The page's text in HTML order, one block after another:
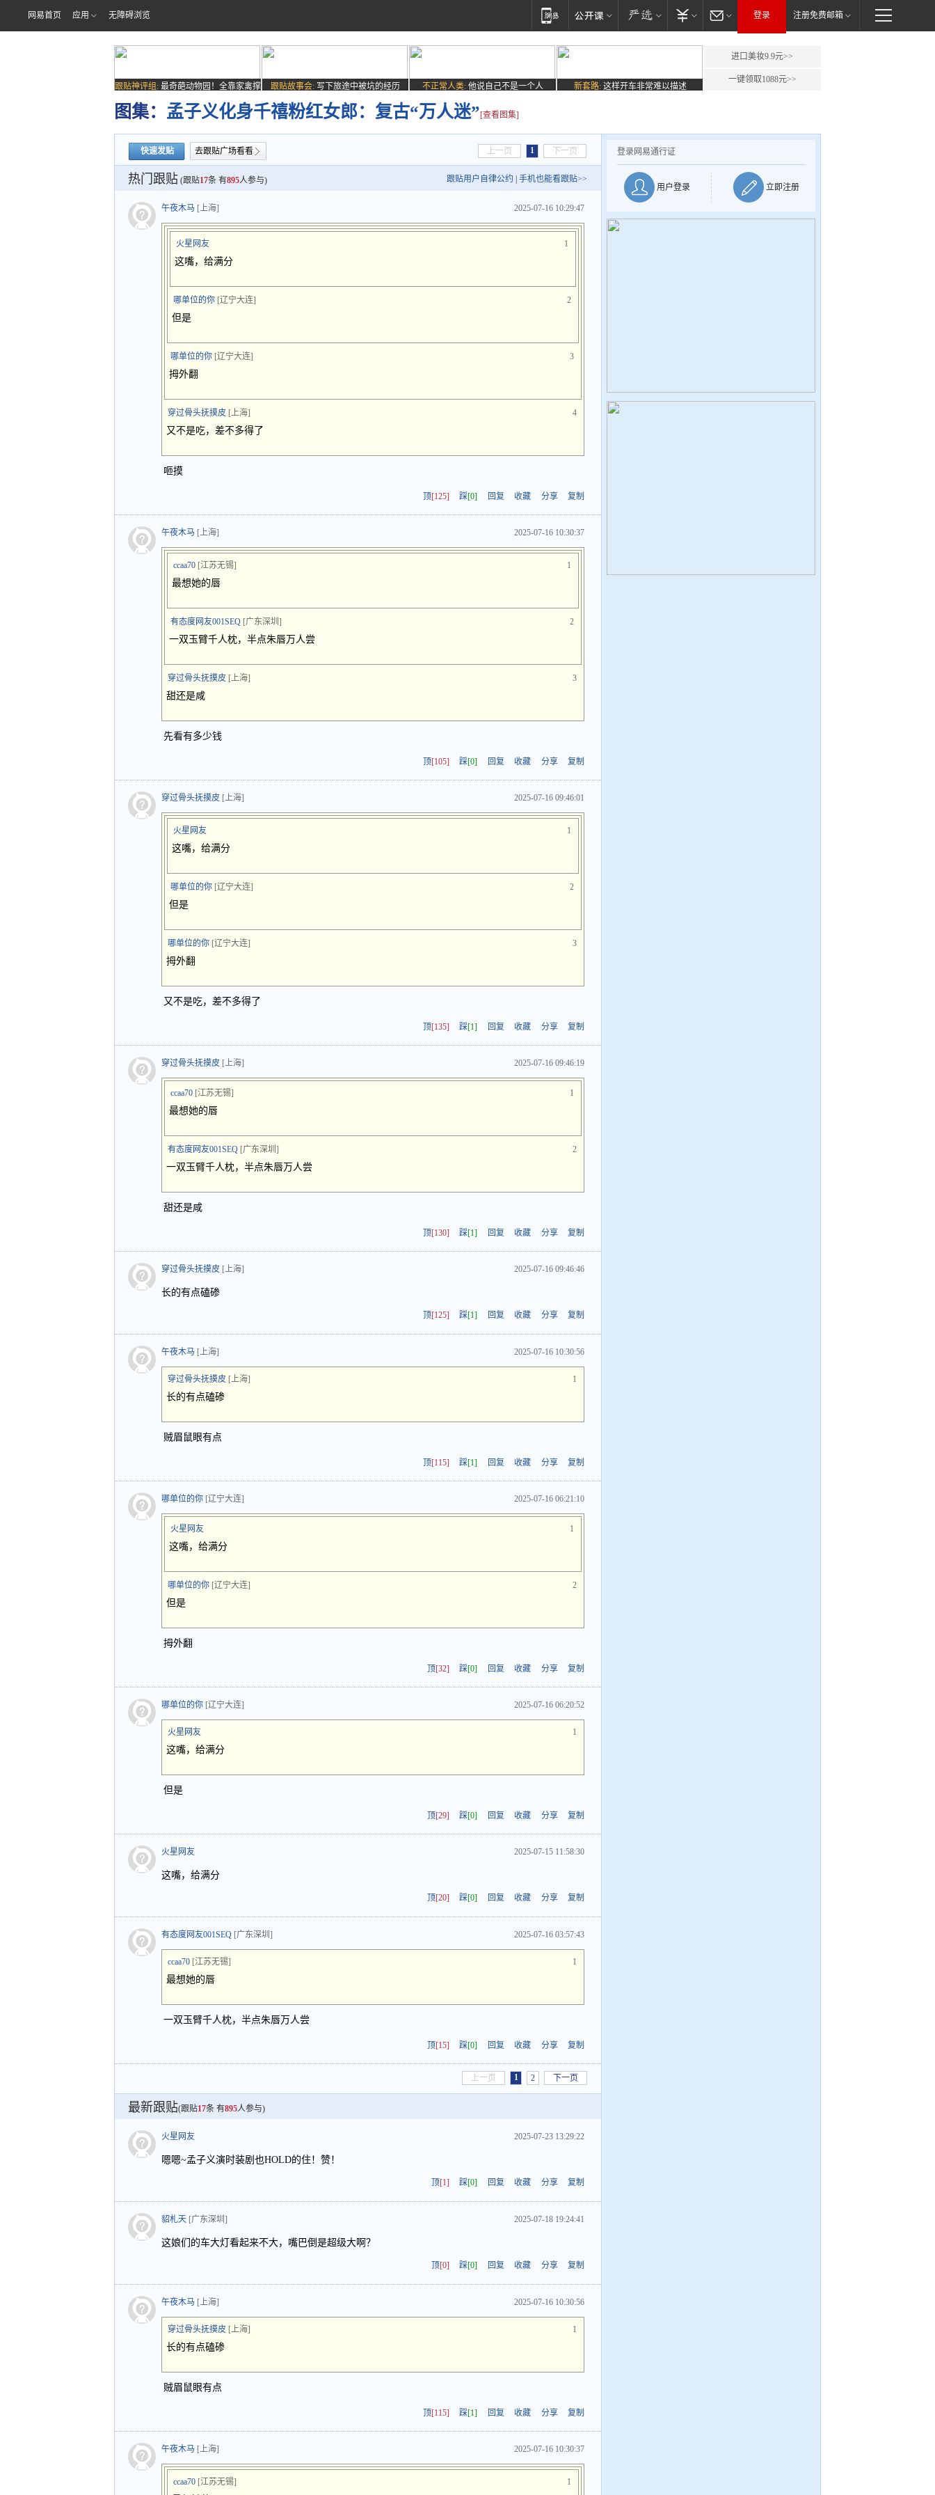
网易首页 应用 无障碍浏览 登录 注册免费邮箱
跟贴神评组: 最奇葩动物园！全靠家禽撑
场子
跟贴故事会: 写下旅途中被坑的经历 不正常人类: 他说自己不是一个人 新套路: 这样开车非常难以描述
进口美妆9.9元>>
一键领取1088元>>
图集： 孟子义化身千禧粉红女郎：复古“万人迷”[查看图集]
快速发贴 去跟贴广场看看 上一页 1 下一页
热门跟贴 (跟贴17条 有895人参与) 跟贴用户自律公约 手机也能看跟贴>>
午夜木马 [上海] 2025-07-16 10:29:47
火星网友 1
这嘴，给满分
哪单位的你 [辽宁大连] 2
但是
哪单位的你 [辽宁大连] 3
拇外翻
穿过骨头抚摸皮 [上海] 4
又不是吃，差不多得了
咂摸
顶[125] 踩[0] 回复 收藏 分享 复制
午夜木马 [上海] 2025-07-16 10:30:37
ccaa70 [江苏无锡] 1
最想她的唇
有态度网友001SEQ [广东深圳] 2
一双玉臂千人枕，半点朱唇万人尝
穿过骨头抚摸皮 [上海] 3
甜还是咸
先看有多少钱
顶[105] 踩[0] 回复 收藏 分享 复制
穿过骨头抚摸皮 [上海] 2025-07-16 09:46:01
火星网友 1
这嘴，给满分
哪单位的你 [辽宁大连] 2
但是
哪单位的你 [辽宁大连] 3
拇外翻
又不是吃，差不多得了
顶[135] 踩[1] 回复 收藏 分享 复制
穿过骨头抚摸皮 [上海] 2025-07-16 09:46:19
ccaa70 [江苏无锡] 1
最想她的唇
有态度网友001SEQ [广东深圳] 2
一双玉臂千人枕，半点朱唇万人尝
甜还是咸
顶[130] 踩[1] 回复 收藏 分享 复制
穿过骨头抚摸皮 [上海] 2025-07-16 09:46:46
长的有点磕碜
顶[125] 踩[1] 回复 收藏 分享 复制
午夜木马 [上海] 2025-07-16 10:30:56
穿过骨头抚摸皮 [上海] 1
长的有点磕碜
贼眉鼠眼有点
顶[115] 踩[1] 回复 收藏 分享 复制
哪单位的你 [辽宁大连] 2025-07-16 06:21:10
火星网友 1
这嘴，给满分
哪单位的你 [辽宁大连] 2
但是
拇外翻
顶[32] 踩[0] 回复 收藏 分享 复制
哪单位的你 [辽宁大连] 2025-07-16 06:20:52
火星网友 1
这嘴，给满分
但是
顶[29] 踩[0] 回复 收藏 分享 复制
火星网友 2025-07-15 11:58:30
这嘴，给满分
顶[20] 踩[0] 回复 收藏 分享 复制
有态度网友001SEQ [广东深圳] 2025-07-16 03:57:43
ccaa70 [江苏无锡] 1
最想她的唇
一双玉臂千人枕，半点朱唇万人尝
顶[15] 踩[0] 回复 收藏 分享 复制
上一页 1 2 下一页
最新跟贴(跟贴17条 有895人参与)
火星网友 2025-07-23 13:29:22
嗯嗯~孟子义演时装剧也HOLD的住！赞！
顶[1] 踩[0] 回复 收藏 分享 复制
貂札天 [广东深圳] 2025-07-18 19:24:41
这娘们的车大灯看起来不大，嘴巴倒是超级大啊？
顶[0] 踩[0] 回复 收藏 分享 复制
午夜木马 [上海] 2025-07-16 10:30:56
穿过骨头抚摸皮 [上海] 1
长的有点磕碜
贼眉鼠眼有点
顶[115] 踩[1] 回复 收藏 分享 复制
午夜木马 [上海] 2025-07-16 10:30:37
ccaa70 [江苏无锡] 1
登录网易通行证
用户登录 立即注册